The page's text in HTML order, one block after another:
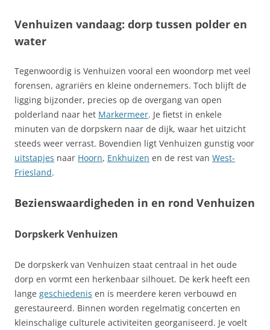
Venhuizen vandaag: dorp tussen polder en
water
Tegenwoordig is Venhuizen vooral een woondorp met veel
forensen, agrariërs en kleine ondernemers. Toch blijft de
ligging bijzonder, precies op de overgang van open
polderland naar het Markermeer. Je fietst in enkele
minuten van de dorpskern naar de dijk, waar het uitzicht
steeds weer verrast. Bovendien ligt Venhuizen gunstig voor
uitstapjes naar Hoorn, Enkhuizen en de rest van West-
Friesland.
Bezienswaardigheden in en rond Venhuizen
Dorpskerk Venhuizen
De dorpskerk van Venhuizen staat centraal in het oude
dorp en vormt een herkenbaar silhouet. De kerk heeft een
lange geschiedenis en is meerdere keren verbouwd en
gerestaureerd. Binnen worden regelmatig concerten en
kleinschalige culturele activiteiten georganiseerd. Je voelt